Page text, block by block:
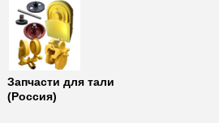
Запчасти для тали
(Россия)